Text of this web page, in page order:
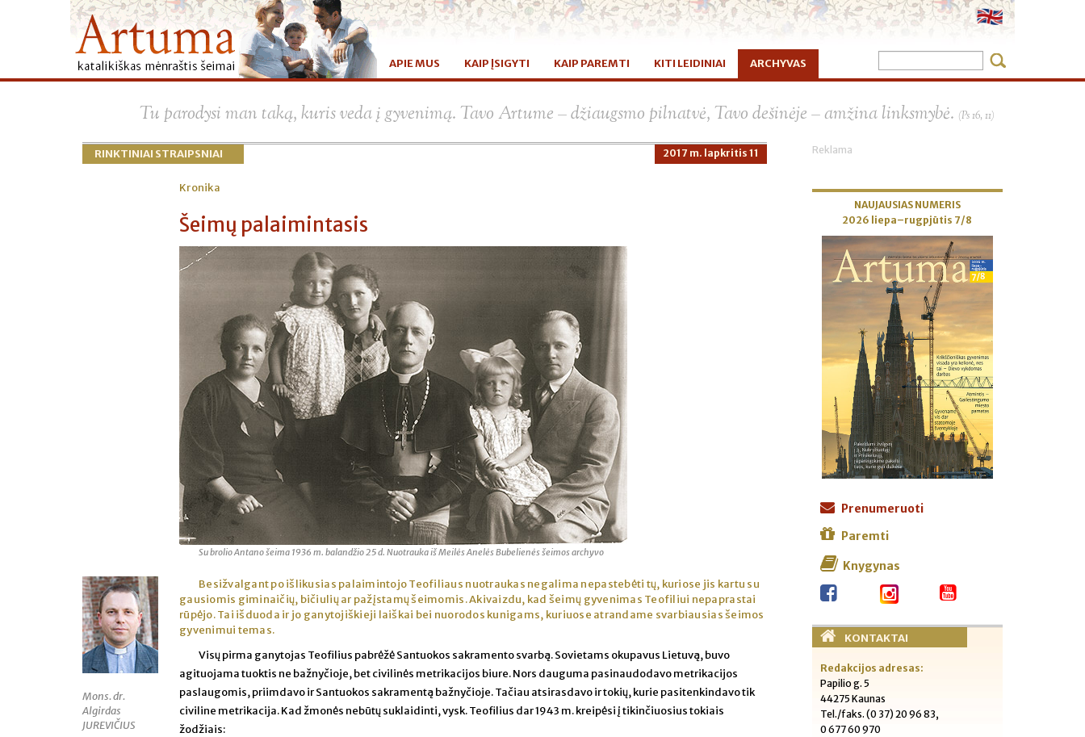
APIE MUS KAIP ĮSIGYTI KAIP PAREMTI KITI LEIDINIAI ARCHYVAS
Tu parodysi man taką, kuris veda į gyvenimą. Tavo Artume – džiaugsmo pilnatvė, Tavo dešinėje – amžina linksmybė. (Ps 16, 11)
RINKTINIAI STRAIPSNIAI 2017 m. lapkritis 11
Kronika
Šeimų palaimintasis
Su brolio Antano šeima 1936 m. balandžio 25 d. Nuotrauka iš Meilės Anelės Bubelienės šeimos archyvo
Mons. dr.
Algirdas
JUREVIČIUS
Besižvalgant po išlikusias palaimintojo Teofiliaus nuotraukas negalima nepastebėti tų, kuriose jis kartu su
gausiomis giminaičių, bičiulių ar pažįstamų šeimomis. Akivaizdu, kad šeimų gyvenimas Teofiliui nepaprastai
rūpėjo. Tai išduoda ir jo ganytojiškieji laiškai bei nuorodos kunigams, kuriuose atrandame svarbiausias šeimos
gyvenimui temas.
Visų pirma ganytojas Teofilius pabrėžė Santuokos sakramento svarbą. Sovietams okupavus Lietuvą, buvo
agituojama tuoktis ne bažnyčioje, bet civilinės metrikacijos biure. Nors dauguma pasinaudodavo metrikacijos
paslaugomis, priimdavo ir Santuokos sakramentą bažnyčioje. Tačiau atsirasdavo ir tokių, kurie pasitenkindavo tik
civiline metrikacija. Kad žmonės nebūtų suklaidinti, vysk. Teofilius dar 1943 m. kreipėsi į tikinčiuosius tokiais
žodžiais:
Reklama
NAUJAUSIAS NUMERIS
2026 liepa–rugpjūtis 7/8
Prenumeruoti
Paremti
Knygynas
KONTAKTAI
Redakcijos adresas:
Papilio g. 5
44275 Kaunas
Tel./faks. (0 37) 20 96 83,
0 677 60 970